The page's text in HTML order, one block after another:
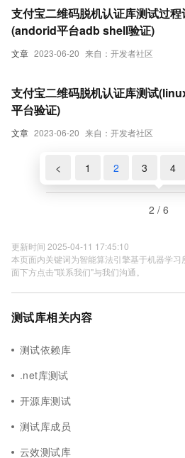
文章 2023-06-20 来自：开发者社区
支付宝二维码脱机认证库测试过程
(andorid平台adb shell验证)
文章 2023-06-20 来自：开发者社区
支付宝二维码脱机认证库测试
平台验证)
< 1 2 3 4
2 / 6
更新时间 2025-04-11 17:45:10
本页面内关键词为智能算法引擎基于机器学
面下方点击"联系我们"与我们沟通。
测试库相关内容
测试依赖库
.net库测试
开源库测试
测试库成员
云效测试库